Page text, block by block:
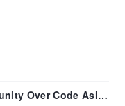
Over Code Asia